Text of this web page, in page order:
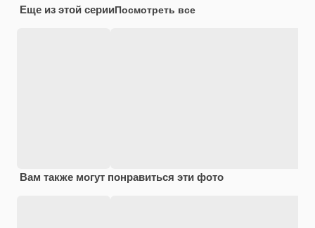
Еще из этой серииПосмотреть все
Вам также могут понравиться эти фото